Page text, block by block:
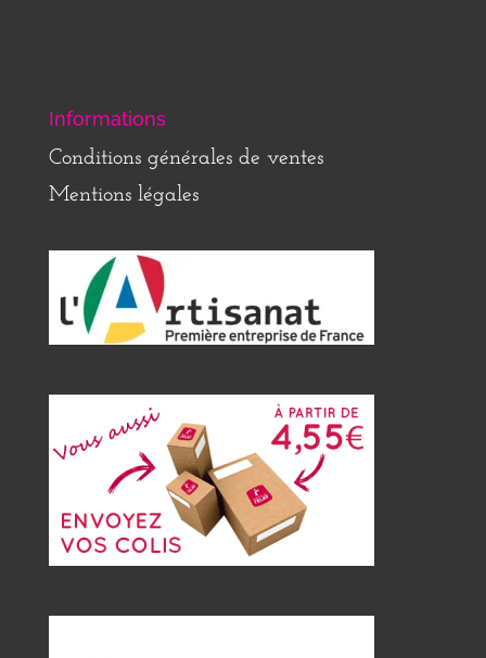
Informations
Conditions générales de ventes
Mentions légales